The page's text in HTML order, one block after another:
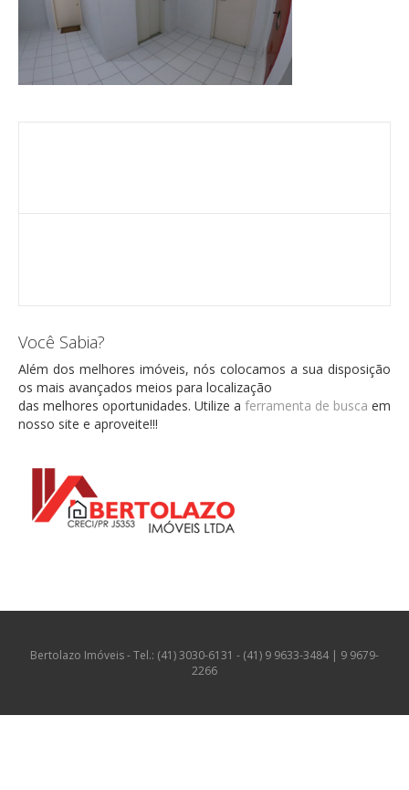
Você Sabia?
Além dos melhores imóveis, nós colocamos a sua disposição
os mais avançados meios para localização
das melhores oportunidades. Utilize a ferramenta de busca em
nosso site e aproveite!!!
Bertolazo Imóveis - Tel.: (41) 3030-6131 - (41) 9 9633-3484 | 9 9679-
2266